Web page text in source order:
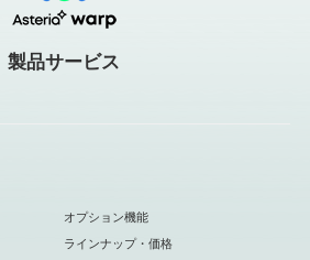
製品サービス
オプション機能
ラインナップ・価格